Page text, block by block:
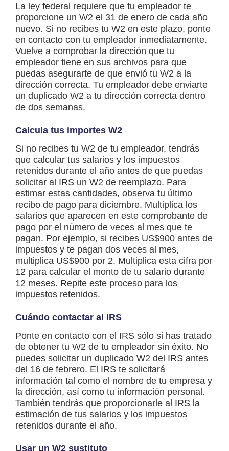
La ley federal requiere que tu empleador te
proporcione un W2 el 31 de enero de cada año
nuevo. Si no recibes tu W2 en este plazo, ponte
en contacto con tu empleador inmediatamente.
Vuelve a comprobar la dirección que tu
empleador tiene en sus archivos para que
puedas asegurarte de que envió tu W2 a la
dirección correcta. Tu empleador debe enviarte
un duplicado W2 a tu dirección correcta dentro
de dos semanas.
Calcula tus importes W2
Si no recibes tu W2 de tu empleador, tendrás
que calcular tus salarios y los impuestos
retenidos durante el año antes de que puedas
solicitar al IRS un W2 de reemplazo. Para
estimar estas cantidades, observa tu último
recibo de pago para diciembre. Multiplica los
salarios que aparecen en este comprobante de
pago por el número de veces al mes que te
pagan. Por ejemplo, si recibes US$900 antes de
impuestos y te pagan dos veces al mes,
multiplica US$900 por 2. Multiplica esta cifra por
12 para calcular el monto de tu salario durante
12 meses. Repite este proceso para los
impuestos retenidos.
Cuándo contactar al IRS
Ponte en contacto con el IRS sólo si has tratado
de obtener tu W2 de tu empleador sin éxito. No
puedes solicitar un duplicado W2 del IRS antes
del 16 de febrero. El IRS te solicitará
información tal como el nombre de tu empresa y
la dirección, así como tu información personal.
También tendrás que proporcionarle al IRS la
estimación de tus salarios y los impuestos
retenidos durante el año.
Usar un W2 sustituto